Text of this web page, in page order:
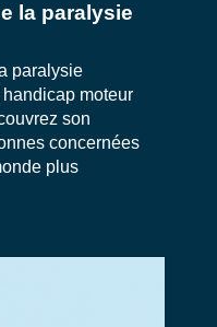
la paralysie
paralysie
moteur
son
concernées
plus